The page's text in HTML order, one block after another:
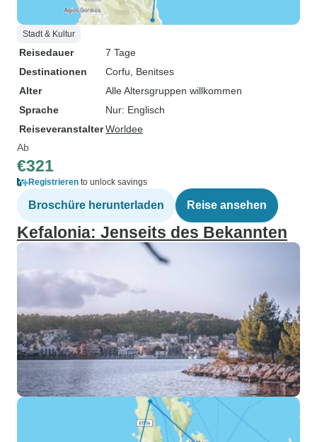
Stadt & Kultur
Reisedauer
7 Tage
Destinationen
Corfu , Benitses
Alter
Alle Altersgruppen willkommen
Sprache
Nur: Englisch
ReiseveranstalterWorldee
Ab
€321
Registrieren to unlock savings
Broschüre herunterladen Reise ansehen
Kefalonia: Jenseits des Bekannten